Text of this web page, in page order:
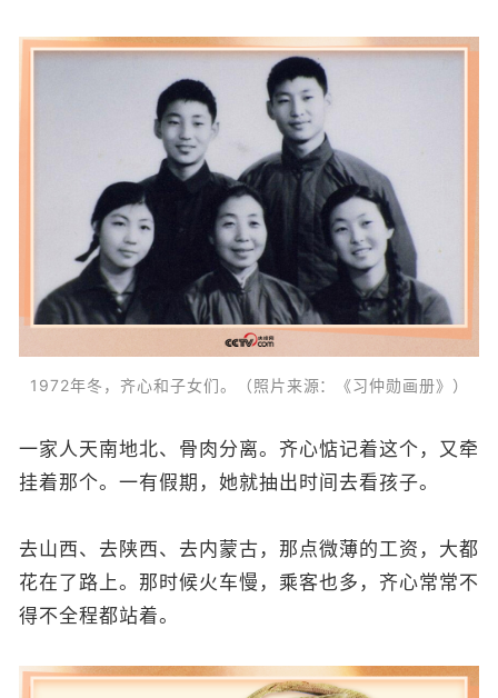
1972年冬，齐心和子女们。（照片来源：《习仲勋画册》）
一家人天南地北、骨肉分离。齐心惦记着这个，又牵
挂着那个。一有假期，她就抽出时间去看孩子。
去山西、去陕西、去内蒙古，那点微薄的工资，大都
花在了路上。那时候火车慢，乘客也多，齐心常常不
得不全程都站着。